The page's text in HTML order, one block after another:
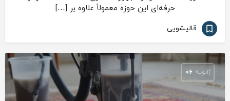
حرفه‌ای این حوزه معمولاً علاوه بر […]
قالیشویی
ژانویه 06